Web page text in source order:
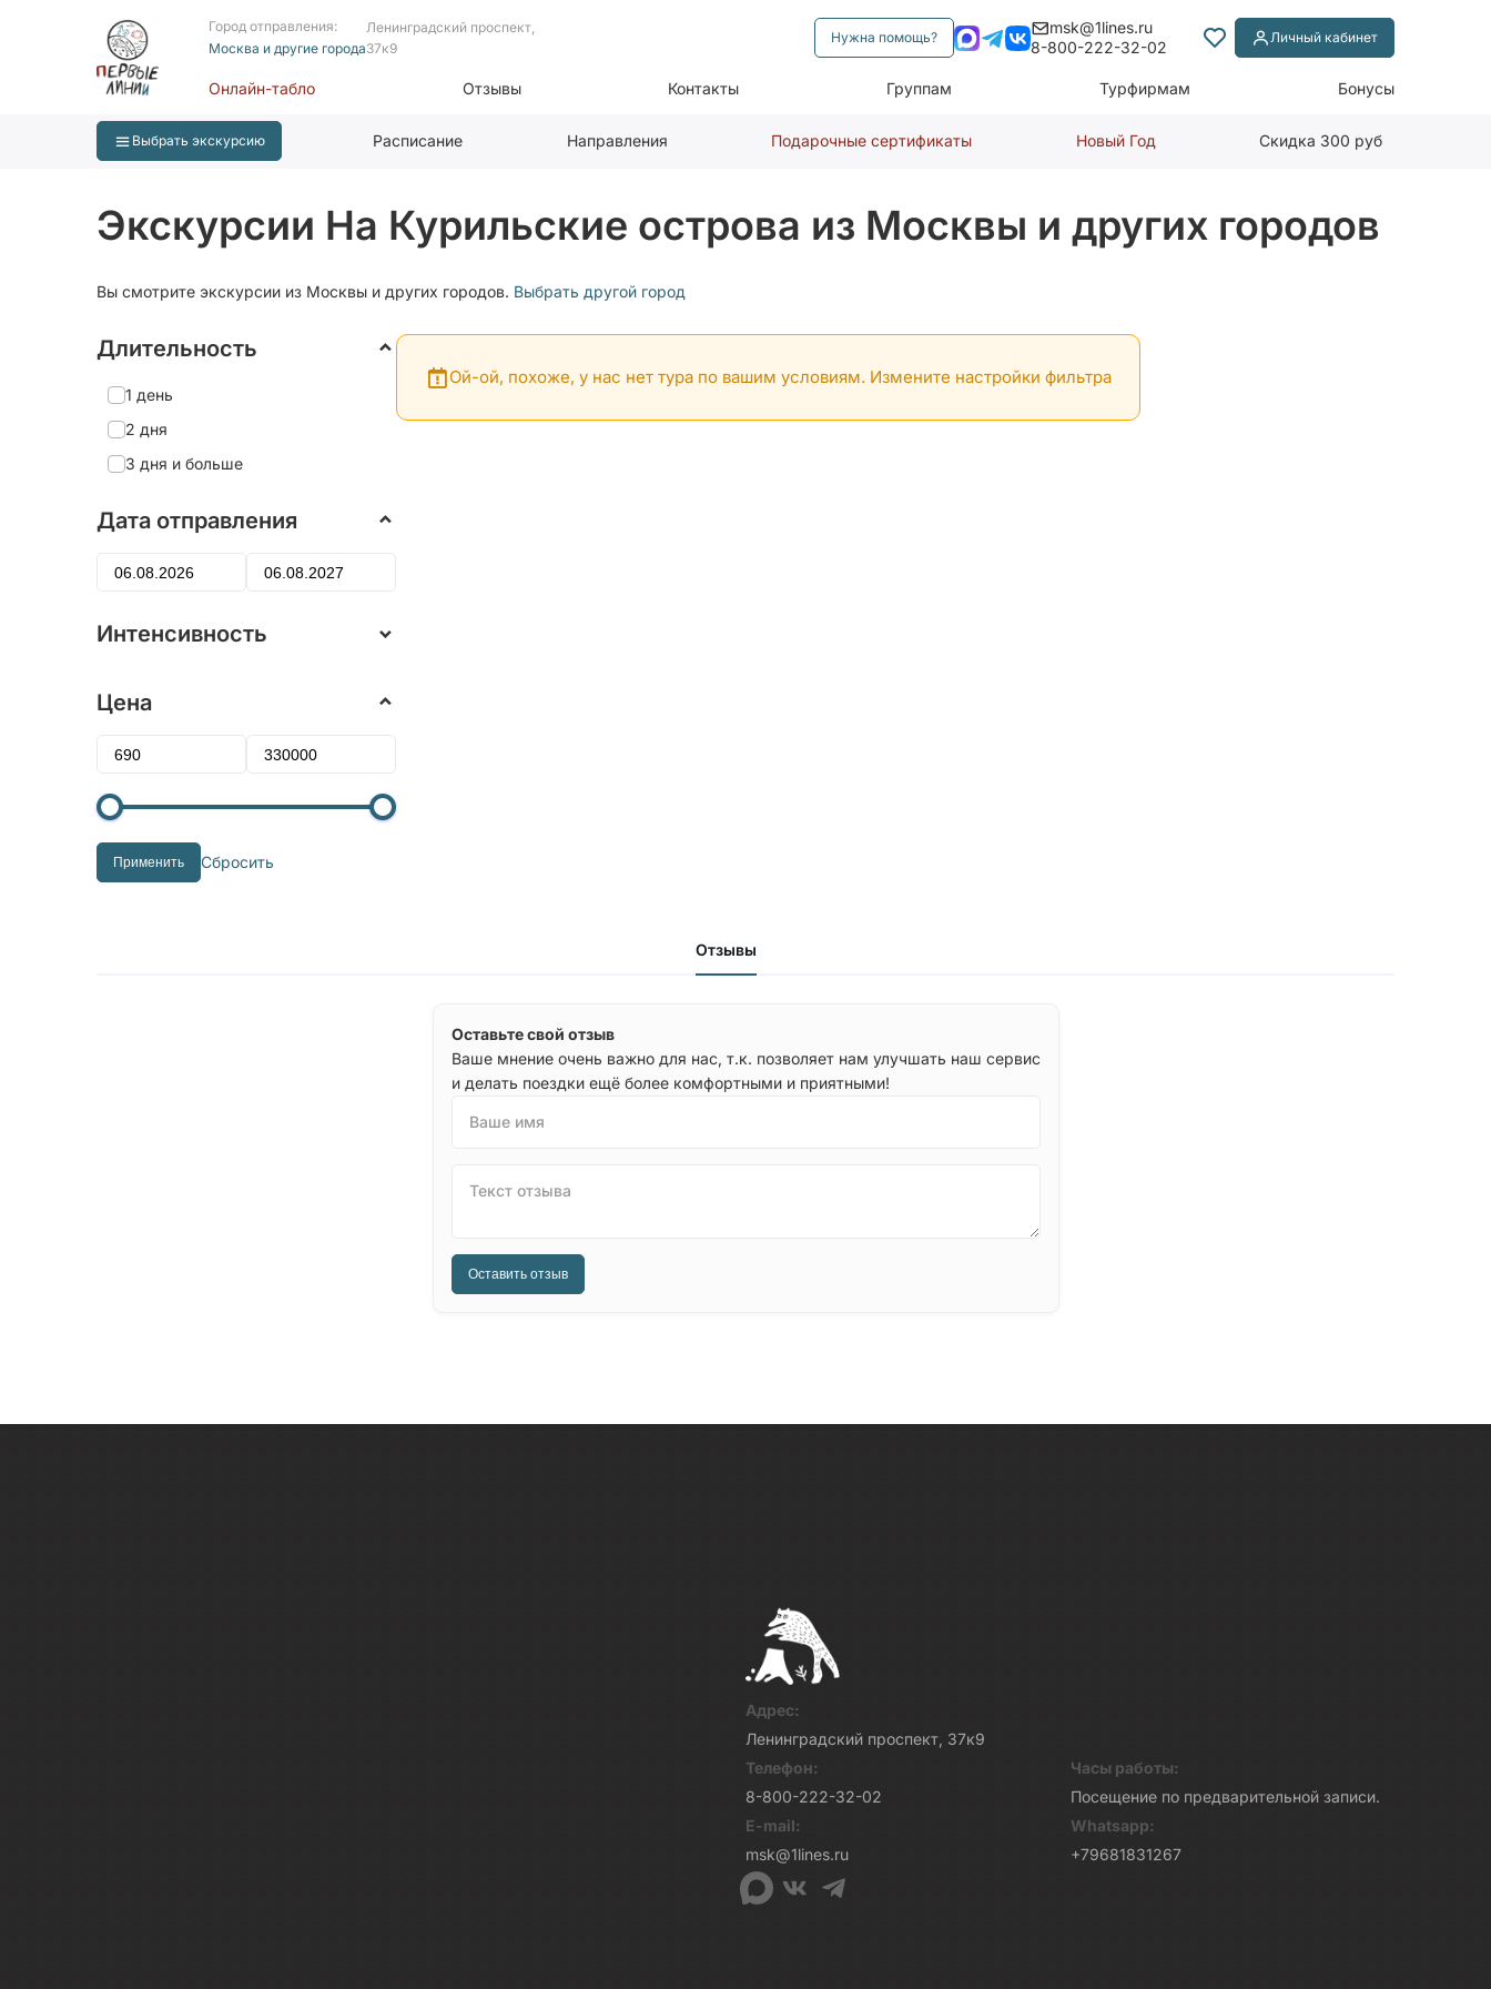
Город отправления:
Москва и другие города
Ленинградский проспект,
37к9
Нужна помощь?
msk@1lines.ru
8-800-222-32-02
Личный кабинет
Онлайн-табло Отзывы Контакты Группам Турфирмам Бонусы
Выбрать экскурсию Расписание Направления Подарочные сертификаты Новый Год Скидка 300 руб
Экскурсии На Курильские острова из Москвы и других городов
Вы смотрите экскурсии из Москвы и других городов. Выбрать другой город
Длительность
1 день
2 дня
3 дня и больше
Дата отправления
Интенсивность
Цена
Применить Сбросить
Ой-ой, похоже, у нас нет тура по вашим условиям. Измените настройки фильтра
Отзывы
Оставьте свой отзыв
Ваше мнение очень важно для нас, т.к. позволяет нам улучшать наш сервис
и делать поездки ещё более комфортными и приятными!
Ваше имя
Текст отзыва
Оставить отзыв
Адрес:
Ленинградский проспект, 37к9
Телефон:
8-800-222-32-02
Часы работы:
Посещение по предварительной записи.
E-mail:
msk@1lines.ru
Whatsapp:
+79681831267